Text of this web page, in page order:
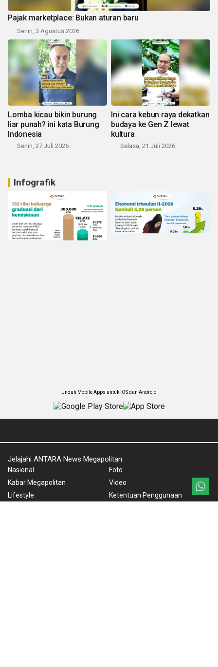
Pajak marketplace: Bukan aturan baru
Senin, 3 Agustus 2026
Lomba kicau bikin burung
liar punah? ini kata Burung
Indonesia
Senin, 27 Juli 2026
Ini cara kebun raya dekatkan
budaya ke Gen Z lewat
kultura
Selasa, 21 Juli 2026
Infografik
Unduh Mobile Apps untuk iOS dan Android
Jelajahi ANTARA News Megapolitan
Nasional
Kabar Megapolitan
Lifestyle
Foto
Video
Ketentuan Penggunaan